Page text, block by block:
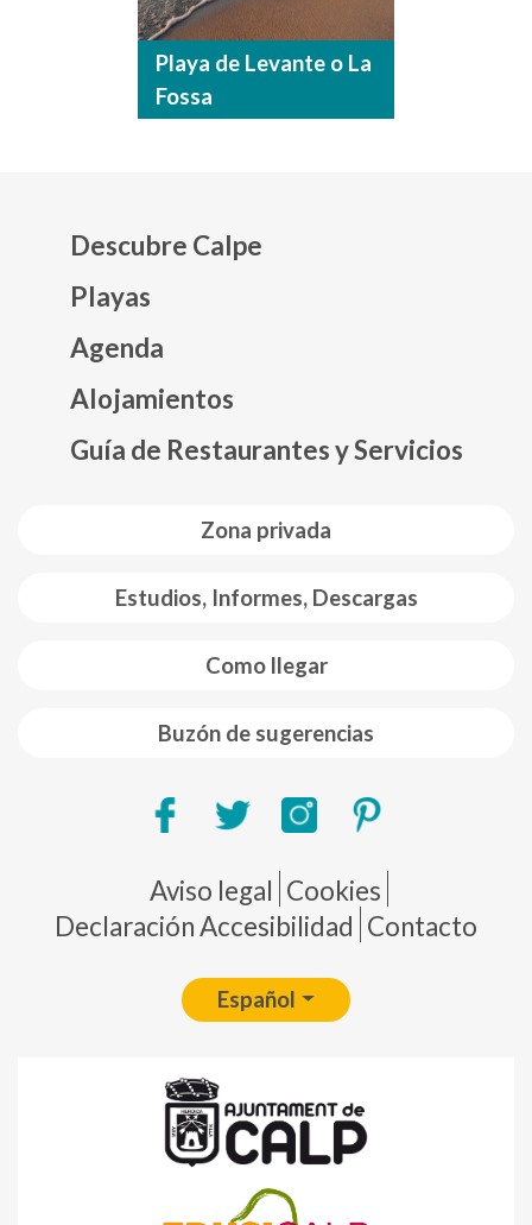
Playa de Levante o La
Fossa
Zona privada
Estudios, Informes, Descargas
Como llegar
Buzón de sugerencias
Descubre Calpe
Playas
Agenda
Alojamientos
Guía de Restaurantes y Servicios
Pie de página
Aviso legal Cookies
Declaración Accesibilidad Contacto
Español